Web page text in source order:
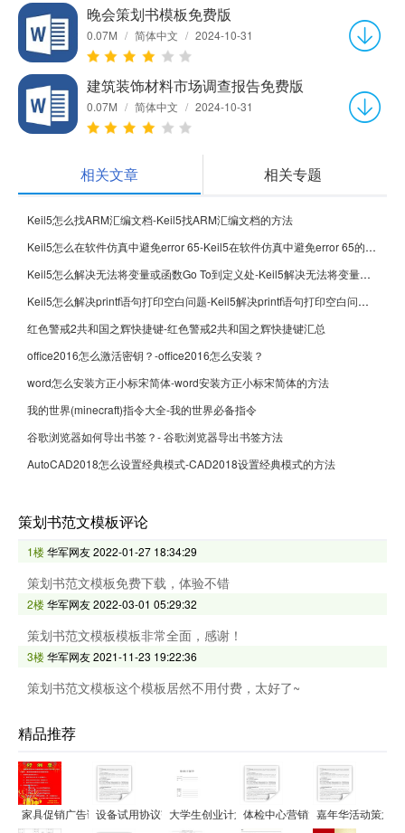
晚会策划书模板免费版
0.07M / 简体中文 / 2024-10-31
建筑装饰材料市场调查报告免费版
0.07M / 简体中文 / 2024-10-31
相关文章 相关专题
Keil5怎么找ARM汇编文档-Keil5找ARM汇编文档的方法
Keil5怎么在软件仿真中避免error 65-Keil5在软件仿真中避免error 65的方法
Keil5怎么解决无法将变量或函数Go To到定义处-Keil5解决无法将变量或函数Go To到定义处的方法
Keil5怎么解决printf语句打印空白问题-Keil5解决printf语句打印空白问题的方法
红色警戒2共和国之辉快捷键-红色警戒2共和国之辉快捷键汇总
office2016怎么激活密钥？-office2016怎么安装？
word怎么安装方正小标宋简体-word安装方正小标宋简体的方法
我的世界(minecraft)指令大全-我的世界必备指令
谷歌浏览器如何导出书签？- 谷歌浏览器导出书签方法
AutoCAD2018怎么设置经典模式-CAD2018设置经典模式的方法
策划书范文模板评论
1楼华军网友2022-01-27 18:34:29
策划书范文模板免费下载，体验不错
2楼华军网友2022-03-01 05:29:32
策划书范文模板模板非常全面，感谢！
3楼华军网友2021-11-23 19:22:36
策划书范文模板这个模板居然不用付费，太好了~
精品推荐
家具促销广告语范文设备试用协议范文大学生创业计划书范文体检中心营销策划方案范文
嘉年华活动策划